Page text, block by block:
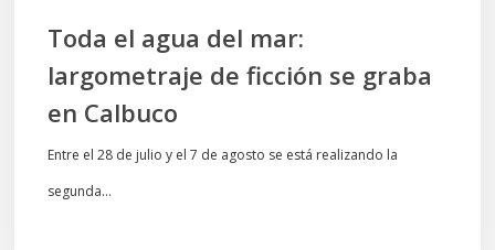
Toda el agua del mar:
largometraje de ficción se graba
en Calbuco
Entre el 28 de julio y el 7 de agosto se está realizando la
segunda…